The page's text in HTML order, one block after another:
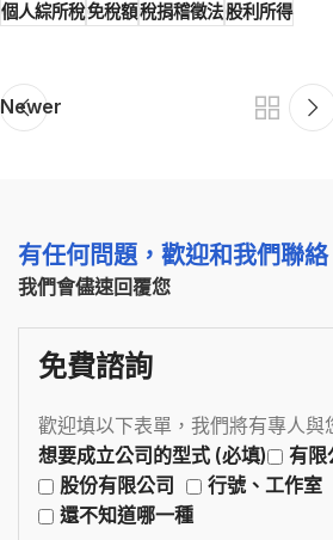
個人綜所稅免稅額稅捐稽徵法股利所得
Newer
有任何問題，歡迎和我們聯絡
我們會儘速回覆您
免費諮詢
歡迎填以下表單，我們將有專人與
想要成立公司的型式 (必填)
有限
股份有限公司
行號、工作室
還不知道哪一種